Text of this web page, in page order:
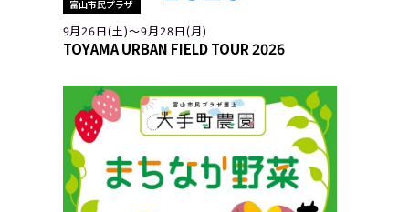
富山市民プラザ
9月26日(土)〜9月28日(月)
TOYAMA URBAN FIELD TOUR 2026